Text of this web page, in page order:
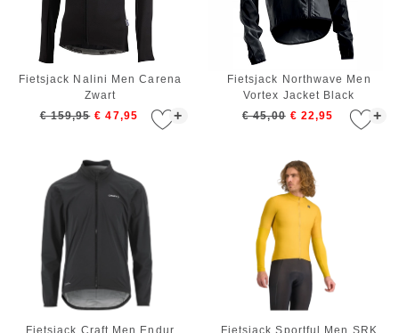
+
Fietsjack Nalini Men Carena
Zwart
€ 159,95 € 47,95 +
Fietsjack Northwave Men
Vortex Jacket Black
€ 45,00 € 22,95